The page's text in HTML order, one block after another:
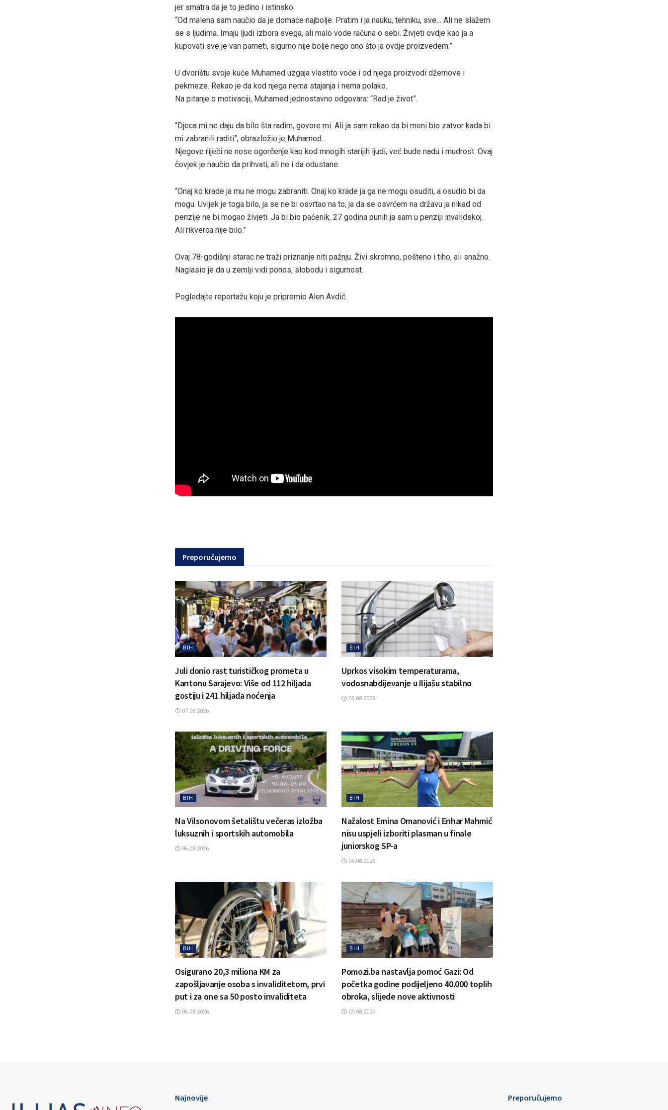
jer smatra da je to jedino i istinsko.
“Od malena sam naučio da je domaće najbolje. Pratim i ja nauku, tehniku, sve… Ali ne slažem
se s ljudima. Imaju ljudi izbora svega, ali malo vode računa o sebi. Živjeti ovdje kao ja a
kupovati sve je van pameti, sigurno nije bolje nego ono što ja ovdje proizvedem.”
U dvorištu svoje kuće Muhamed uzgaja vlastito voće i od njega proizvodi džemove i
pekmeze. Rekao je da kod njega nema stajanja i nema polako.
Na pitanje o motivaciji, Muhamed jednostavno odgovara: “Rad je život”.
“Djeca mi ne daju da bilo šta radim, govore mi. Ali ja sam rekao da bi meni bio zatvor kada bi
mi zabranili raditi”, obrazložio je Muhamed.
Njegove riječi ne nose ogorčenje kao kod mnogih starijih ljudi, već bude nadu i mudrost. Ovaj
čovjek je naučio da prihvati, ali ne i da odustane.
“Onaj ko krade ja mu ne mogu zabraniti. Onaj ko krade ja ga ne mogu osuditi, a osudio bi da
mogu. Uvijek je toga bilo, ja se ne bi osvrtao na to, ja da se osvrćem na državu ja nikad od
penzije ne bi mogao živjeti. Ja bi bio paćenik, 27 godina punih ja sam u penziji invalidskoj.
Ali rikverca nije bilo.”
Ovaj 78-godišnji starac ne traži priznanje niti pažnju. Živi skromno, pošteno i tiho, ali snažno.
Naglasio je da u zemlji vidi ponos, slobodu i sigurnost.
Pogledajte reportažu koju je pripremio Alen Avdić.
Preporučujemo
BIH
Juli donio rast turističkog prometa u
Kantonu Sarajevo: Više od 112 hiljada
gostiju i 241 hiljada noćenja
07.08.2026.
BIH
Uprkos visokim temperaturama,
vodosnabdijevanje u Ilijašu stabilno
06.08.2026.
BIH
Na Vilsonovom šetalištu večeras izložba
luksuznih i sportskih automobila
06.08.2026.
BIH
Nažalost Emina Omanović i Enhar Mahmić
nisu uspjeli izboriti plasman u finale
juniorskog SP-a
06.08.2026.
BIH
Osigurano 20,3 miliona KM za
zapošljavanje osoba s invaliditetom, prvi
put i za one sa 50 posto invaliditeta
06.08.2026.
BIH
Pomozi.ba nastavlja pomoć Gazi: Od
početka godine podijeljeno 40.000 toplih
obroka, slijede nove aktivnosti
05.08.2026.
Najnovije Preporučujemo